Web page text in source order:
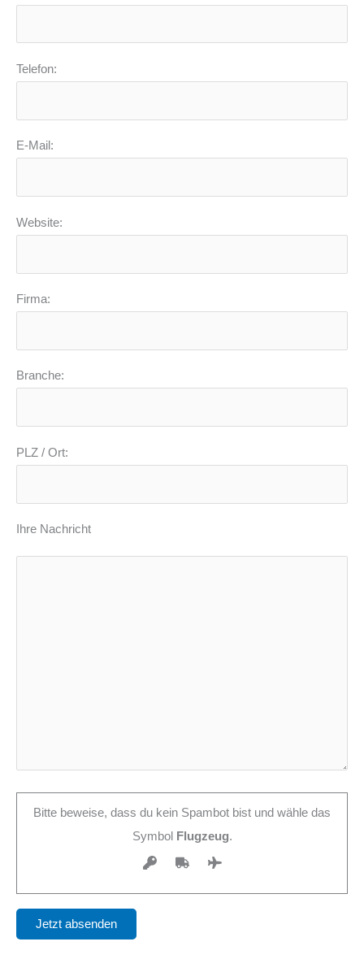
Telefon:
E-Mail:
Website:
Firma:
Branche:
PLZ / Ort:
Ihre Nachricht
Bitte beweise, dass du kein Spambot bist und wähle das
Symbol
Flugzeug.